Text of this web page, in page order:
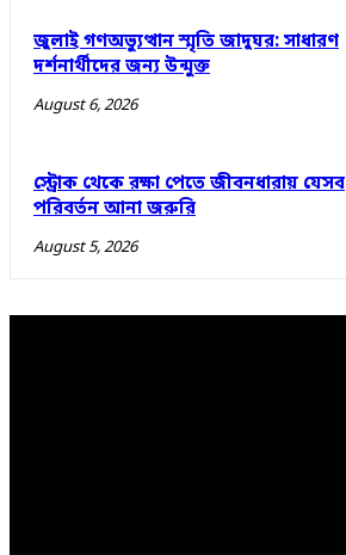
জুলাই গণঅভ্যুত্থান স্মৃতি জাদুঘর: সাধারণ
দর্শনার্থীদের জন্য উন্মুক্ত
August 6, 2026
স্ট্রোক থেকে রক্ষা পেতে জীবনধারায় যেসব
পরিবর্তন আনা জরুরি
August 5, 2026